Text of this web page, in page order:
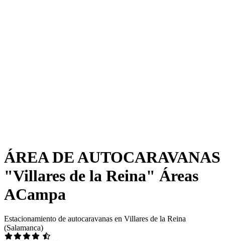
ÁREA DE AUTOCARAVANAS
"Villares de la Reina" Áreas
ACampa
Estacionamiento de autocaravanas en Villares de la Reina
(Salamanca)